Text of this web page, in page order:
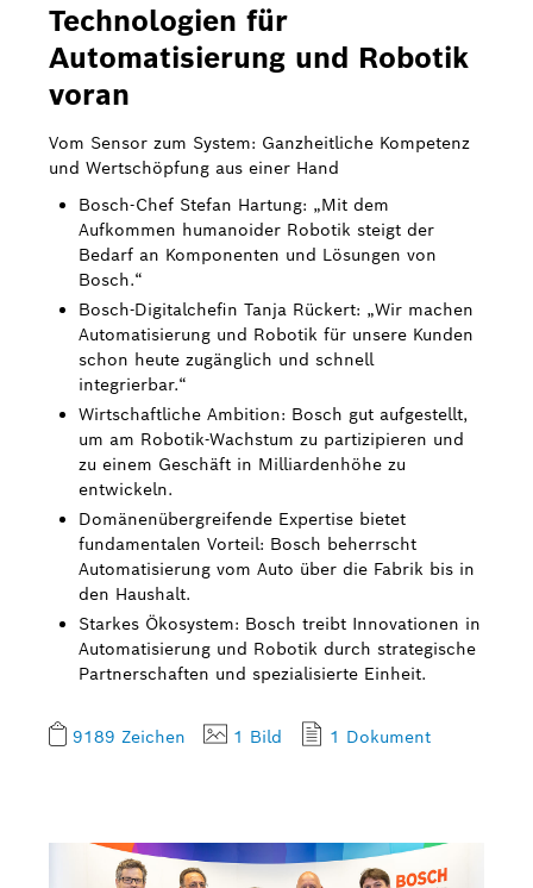
Technologien für
Automatisierung und Robotik
voran
Vom Sensor zum System: Ganzheitliche Kompetenz
und Wertschöpfung aus einer Hand
Bosch-Chef Stefan Hartung: „Mit dem
Aufkommen humanoider Robotik steigt der
Bedarf an Komponenten und Lösungen von
Bosch.“
Bosch-Digitalchefin Tanja Rückert: „Wir machen
Automatisierung und Robotik für unsere Kunden
schon heute zugänglich und schnell
integrierbar.“
Wirtschaftliche Ambition: Bosch gut aufgestellt,
um am Robotik-Wachstum zu partizipieren und
zu einem Geschäft in Milliardenhöhe zu
entwickeln.
Domänenübergreifende Expertise bietet
fundamentalen Vorteil: Bosch beherrscht
Automatisierung vom Auto über die Fabrik bis in
den Haushalt.
Starkes Ökosystem: Bosch treibt Innovationen in
Automatisierung und Robotik durch strategische
Partnerschaften und spezialisierte Einheit.
9189 Zeichen 1 Bild 1 Dokument